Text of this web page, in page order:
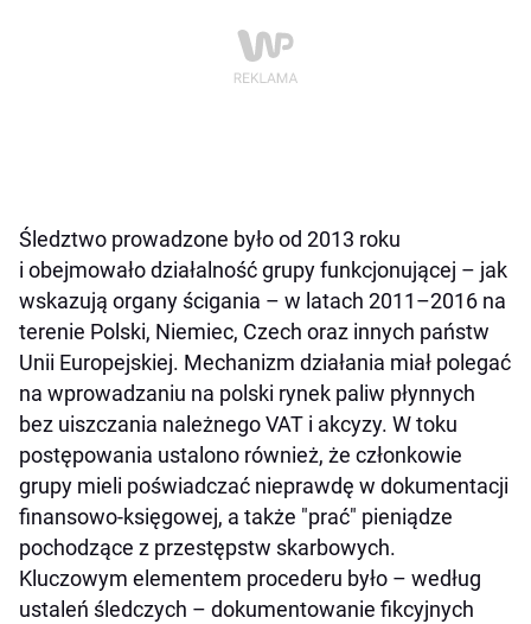
Śledztwo prowadzone było od 2013 roku
i obejmowało działalność grupy funkcjonującej – jak
wskazują organy ścigania – w latach 2011–2016 na
terenie Polski, Niemiec, Czech oraz innych państw
Unii Europejskiej. Mechanizm działania miał polegać
na wprowadzaniu na polski rynek paliw płynnych
bez uiszczania należnego VAT i akcyzy. W toku
postępowania ustalono również, że członkowie
grupy mieli poświadczać nieprawdę w dokumentacji
finansowo-księgowej, a także "prać" pieniądze
pochodzące z przestępstw skarbowych.
Kluczowym elementem procederu było – według
ustaleń śledczych – dokumentowanie fikcyjnych